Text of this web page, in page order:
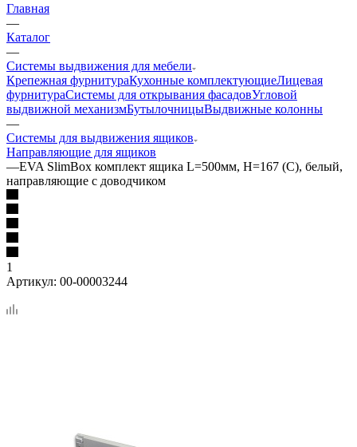
Главная
—
Каталог
—
Системы выдвижения для мебели
Крепежная фурнитураКухонные комплектующиеЛицевая
фурнитураСистемы для открывания фасадовУгловой
выдвижной механизмБутылочницыВыдвижные колонны
—
Системы для выдвижения ящиков
Направляющие для ящиков
—EVA SlimBox комплект ящика L=500мм, H=167 (C), белый,
направляющие с доводчиком
1
Артикул: 00-00003244